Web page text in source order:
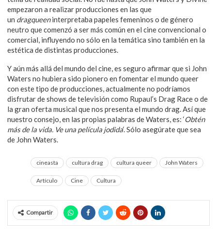
empezaron a realizar producciones en las que
un dragqueeninterpretaba papeles femeninos o de género
neutro que comenzó a ser más común en el cine convencional o
comercial, influyendo no sólo en la temática sino también en la
estética de distintas producciones.
Y aún más allá del mundo del cine, es seguro afirmar que si John
Waters no hubiera sido pionero en fomentar el mundo queer
con este tipo de producciones, actualmente no podríamos
disfrutar de shows de televisión como Rupaul’s Drag Race o de
la gran oferta musical que nos presenta el mundo drag. Así que
nuestro consejo, en las propias palabras de Waters, es: ‘Obtén
más de la vida. Ve una película jodida‘. Sólo asegúrate que sea
de John Waters.
cineasta cultura drag cultura queer John Waters
Artículo Cine Cultura
Compartir